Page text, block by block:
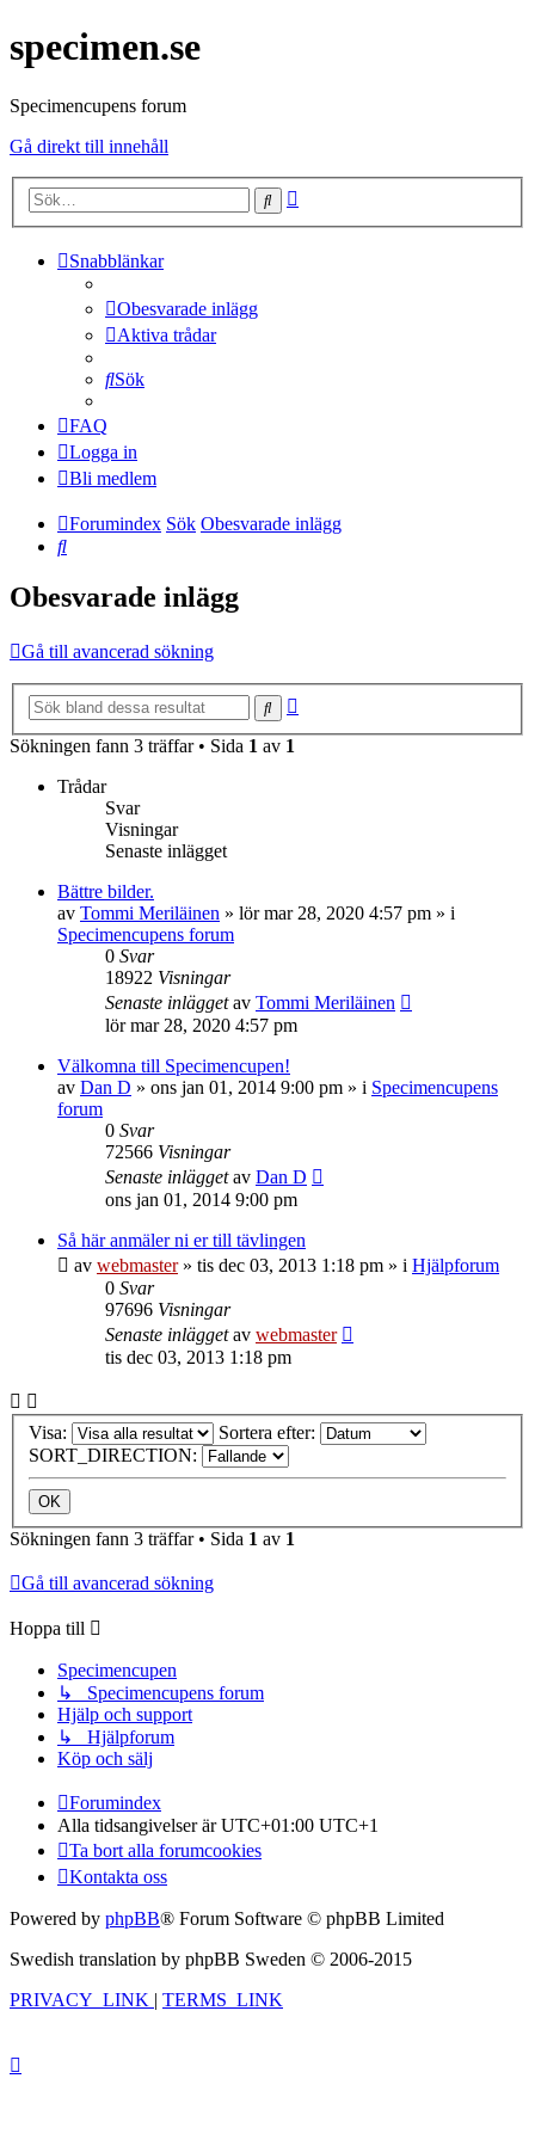
specimen.se
Specimencupens forum
Gå direkt till innehåll
Sök
Snabblänkar
Obesvarade inlägg
Aktiva trådar
Sök
FAQ
Logga in
Bli medlem
Forumindex Sök Obesvarade inlägg
Sök
Obesvarade inlägg
Gå till avancerad sökning
Sök
Sökningen fann 3 träffar • Sida 1 av 1
Trådar
Svar
Visningar
Senaste inlägget
Bättre bilder.
av Tommi Meriläinen » lör mar 28, 2020 4:57 pm » i
Specimencupens forum
0 Svar
18922 Visningar
Senaste inläggetav Tommi Meriläinen
lör mar 28, 2020 4:57 pm
Välkomna till Specimencupen!
av Dan D » ons jan 01, 2014 9:00 pm » i Specimencupens
forum
0 Svar
72566 Visningar
Senaste inläggetav Dan D
ons jan 01, 2014 9:00 pm
Så här anmäler ni er till tävlingen
av webmaster» tis dec 03, 2013 1:18 pm » i Hjälpforum
0 Svar
97696 Visningar
Senaste inläggetav webmaster
tis dec 03, 2013 1:18 pm
Visa:
Sortera efter:
SORT_DIRECTION:
Sökningen fann 3 träffar • Sida 1 av 1
Gå till avancerad sökning
Hoppa till
Specimencupen
↳ Specimencupens forum
Hjälp och support
↳ Hjälpforum
Köp och sälj
Forumindex
Alla tidsangivelser är UTC+01:00 UTC+1
Ta bort alla forumcookies
Kontakta oss
Powered by phpBB® Forum Software © phpBB Limited
Swedish translation by phpBB Sweden © 2006-2015
PRIVACY_LINK
TERMS_LINK